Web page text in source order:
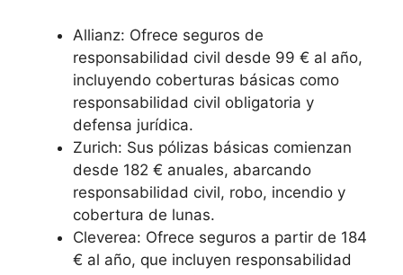
Allianz: Ofrece seguros de
responsabilidad civil desde 99 € al año,
incluyendo coberturas básicas como
responsabilidad civil obligatoria y
defensa jurídica.
Zurich: Sus pólizas básicas comienzan
desde 182 € anuales, abarcando
responsabilidad civil, robo, incendio y
cobertura de lunas.
Cleverea: Ofrece seguros a partir de 184
€ al año, que incluyen responsabilidad